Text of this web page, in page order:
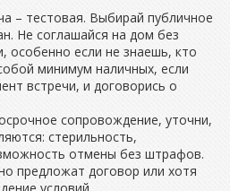
– тестовая. Выбирай публичное
Не соглашайся на дом без
особенно если не знаешь, кто
минимум наличных, если
встречи, и договорись о
сопровождение, уточни,
стерильность,
отмены без штрафов.
предложат договор или хотя